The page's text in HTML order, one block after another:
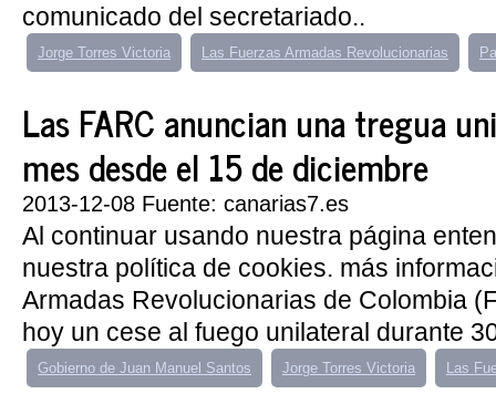
comunicado del secretariado..
Jorge Torres Victoria Las Fuerzas Armadas Revolucionarias
Las FARC anuncian una tregua
mes desde el 15 de diciembre
2013-12-08 Fuente: canarias7.es
Al continuar usando nuestra página
nuestra política de cookies. más
Armadas Revolucionarias de Colombia
hoy un cese al fuego unilateral durante
Gobierno de Juan Manuel Santos Jorge Torres Victoria Las